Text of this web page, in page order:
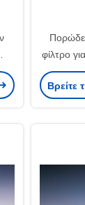
φίλτρο
Βρείτε